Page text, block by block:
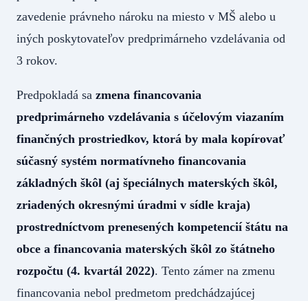
zavedenie právneho nároku na miesto v MŠ alebo u
iných poskytovateľov predprimárneho vzdelávania od
3 rokov.
Predpokladá sa zmena financovania
predprimárneho vzdelávania s účelovým viazaním
finančných prostriedkov, ktorá by mala kopírovať
súčasný systém normatívneho financovania
základných škôl (aj špeciálnych materských škôl,
zriadených okresnými úradmi v sídle kraja)
prostredníctvom prenesených kompetencií štátu na
obce a financovania materských škôl zo štátneho
rozpočtu (4. kvartál 2022). Tento zámer na zmenu
financovania nebol predmetom predchádzajúcej